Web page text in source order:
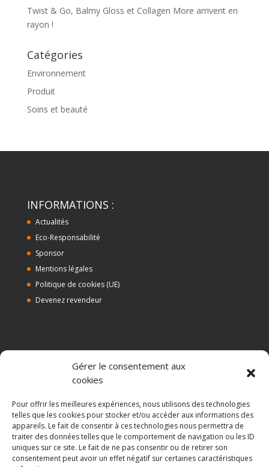
Gérer le consentement aux
cookies
Pour offrir les meilleures expériences, nous utilisons des technologies
telles que les cookies pour stocker et/ou accéder aux informations des
appareils. Le fait de consentir à ces technologies nous permettra de
traiter des données telles que le comportement de navigation ou les ID
uniques sur ce site. Le fait de ne pas consentir ou de retirer son
consentement peut avoir un effet négatif sur certaines caractéristiques
Twist & Go, Balmy Gloss et Collagen More arrivent en
rayon !
Catégories
Environnement
Produit
Soins et beauté
INFORMATIONS :
Actualités
Eco-Responsabilité
Sponsor
Mentions légales
Politique de cookies (UE)
Devenez revendeur
ALMA BIO DISTRIBUTION
Depuis 2008, Alma Bio Distribution commercialise des
naturels. Nous sélectionnons des marques répondant aux plus
hauts standards de qualité en terme de production, aux
besoins et exigences des consommateurs. Nous distribuons :
le planta prostate Alma Bio, le silicium organique G5 des
laboratoires LLR-G5, le maquillage professionnelle puroBIO
Cosmetics et BioKap, proposant colorations et soins des